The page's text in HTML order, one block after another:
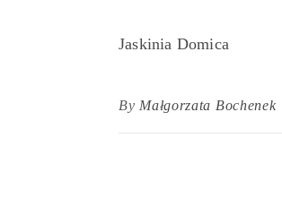
Jaskinia Domica
By Małgorzata Bochenek